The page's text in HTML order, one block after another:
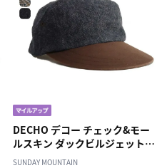
DECHO デコー チェック&モー
ルスキン ダックビルジェットキ
ャップ
SUNDAY MOUNTAIN